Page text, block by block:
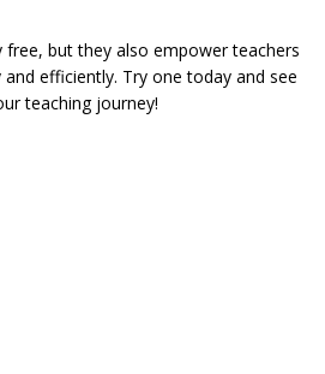
but they also empower teachers
efficiently. Try one today and see
teaching journey!